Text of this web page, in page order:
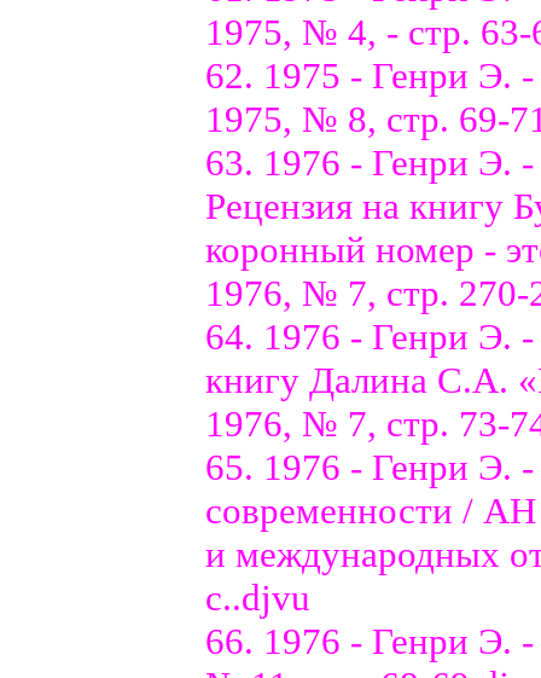
1975, № 4, - стр.
62. 1975 - Генри Э.
1975, № 8, стр. 69-
63. 1976 - Генри Э.
Рецензия на книгу
коронный номер -
1976, № 7, стр. 270-
64. 1976 - Генри Э.
книгу Далина С.А.
1976, № 7, стр. 73-
65. 1976 - Генри Э.
современности /
и международных
с..djvu
66. 1976 - Генри Э.